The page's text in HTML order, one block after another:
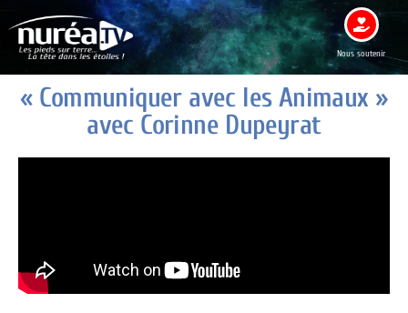
Nous soutenir
« Communiquer avec les Animaux »
avec Corinne Dupeyrat